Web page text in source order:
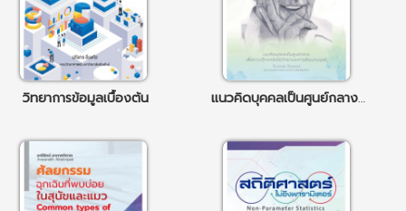
วิทยาการข้อมูลเบื้องต้น แนวคิดบุคคลเป็นศูนย์กลาง เพื่อการปรึกษาเชิงจิตวิทยาและการพัฒนามนุษย์